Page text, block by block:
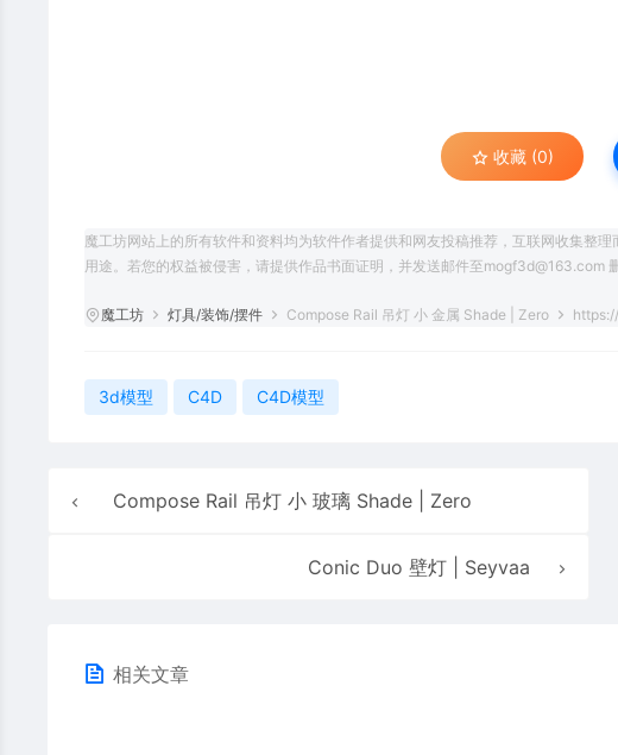
收藏 (0)
魔工坊网站上的所有软件和资料均为软件作者提供和网友投稿推荐，互联网收集整
用途。若您的权益被侵害，请提供作品书面证明，并发送邮件至mogf3d@163.com
魔工坊 灯具/装饰/摆件 Compose Rail 吊灯 小 金属 Shade | Zero
3d模型 C4D C4D模型
Compose Rail 吊灯 小 玻璃 Shade | Zero
Conic Duo 壁灯 | Seyvaa
相关文章